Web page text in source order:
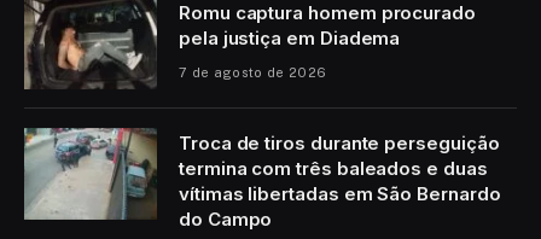
Romu captura homem procurado
pela justiça em Diadema
7 de agosto de 2026
Troca de tiros durante perseguição
termina com três baleados e duas
vítimas libertadas em São Bernardo
do Campo